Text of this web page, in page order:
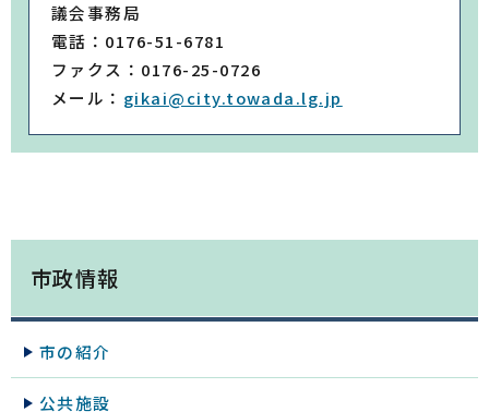
議会事務局
電話：0176-51-6781
ファクス：0176-25-0726
メール： gikai@city.towada.lg.jp
市政情報
市の紹介
公共施設